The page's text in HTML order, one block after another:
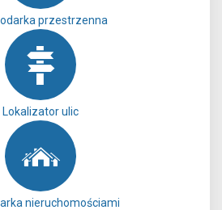
przestrzenna
Lokalizator ulic
nieruchomościami